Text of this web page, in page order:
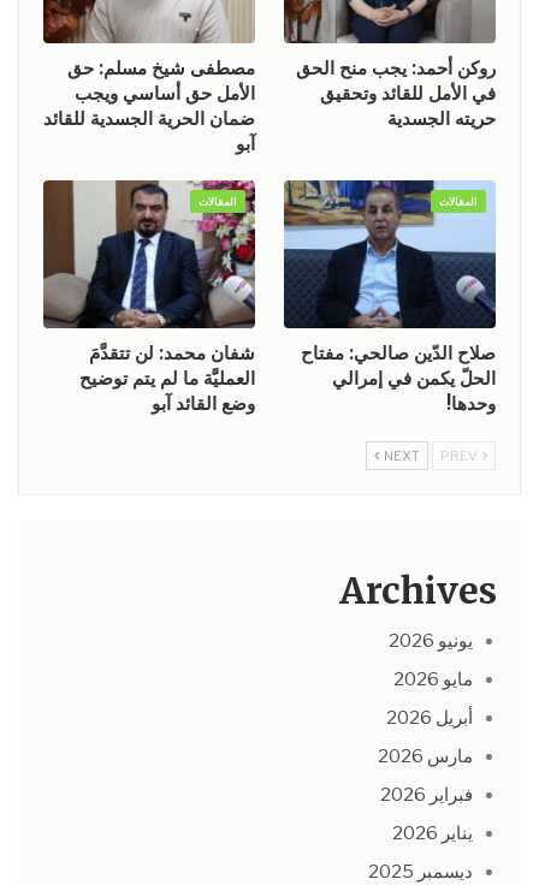
روكن أحمد: يجب منح الحق
في الأمل للقائد وتحقيق
حريته الجسدية
مصطفى شيخ مسلم: حق
الأمل حق أساسي ويجب
ضمان الحرية الجسدية للقائد
آبو
المقالات
صلاح الدّين صالحي: مفتاح
الحلّ يكمن في إمرالي
وحدها!
المقالات
شفان محمد: لن تتقدَّمَ
العمليَّة ما لم يتم توضيح
وضع القائد آبو
NEXT
Archives
يونيو 2026
مايو 2026
أبريل 2026
مارس 2026
فبراير 2026
يناير 2026
ديسمبر 2025